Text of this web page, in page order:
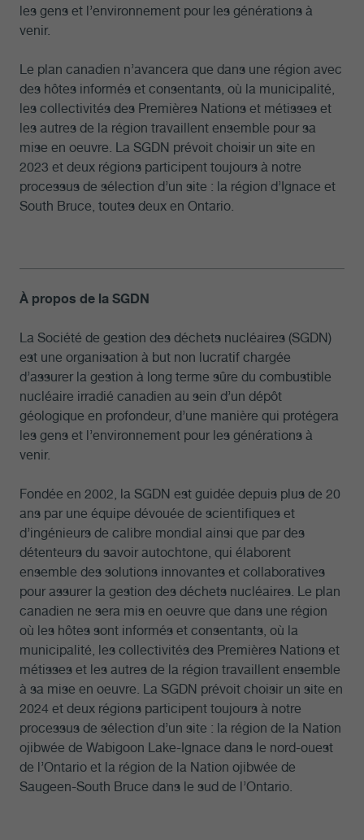
les gens et l’environnement pour les générations à
venir.
Le plan canadien n’avancera que dans une région avec
des hôtes informés et consentants, où la municipalité,
les collectivités des Premières Nations et métisses et
les autres de la région travaillent ensemble pour sa
mise en oeuvre. La SGDN prévoit choisir un site en
2023 et deux régions participent toujours à notre
processus de sélection d’un site : la région d’Ignace et
South Bruce, toutes deux en Ontario.
À propos de la SGDN
La Société de gestion des déchets nucléaires (SGDN)
est une organisation à but non lucratif chargée
d’assurer la gestion à long terme sûre du combustible
nucléaire irradié canadien au sein d’un dépôt
géologique en profondeur, d’une manière qui protégera
les gens et l’environnement pour les générations à
venir.
Fondée en 2002, la SGDN est guidée depuis plus de 20
ans par une équipe dévouée de scientifiques et
d’ingénieurs de calibre mondial ainsi que par des
détenteurs du savoir autochtone, qui élaborent
ensemble des solutions innovantes et collaboratives
pour assurer la gestion des déchets nucléaires. Le plan
canadien ne sera mis en oeuvre que dans une région
où les hôtes sont informés et consentants, où la
municipalité, les collectivités des Premières Nations et
métisses et les autres de la région travaillent ensemble
à sa mise en oeuvre. La SGDN prévoit choisir un site en
2024 et deux régions participent toujours à notre
processus de sélection d’un site : la région de la Nation
ojibwée de Wabigoon Lake-Ignace dans le nord-ouest
de l’Ontario et la région de la Nation ojibwée de
Saugeen-South Bruce dans le sud de l’Ontario.